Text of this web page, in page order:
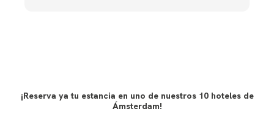
¡Reserva ya tu estancia en uno de nuestros 10 hoteles de
Ámsterdam!